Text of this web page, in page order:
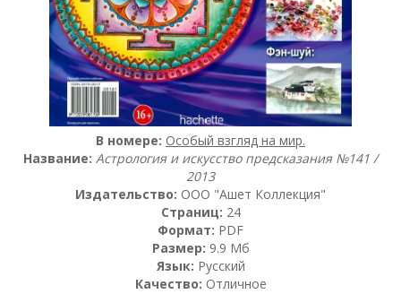
В номере: Особый взгляд на мир.
Название: Астрология и искусство предсказания №141 /
2013
Издательство: OOO "Ашет Коллекция"
Страниц: 24
Формат: PDF
Размер: 9.9 Мб
Язык: Русский
Качество: Отличное